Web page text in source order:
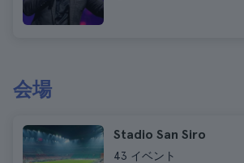
会場
Stadio San Siro
43 イベント